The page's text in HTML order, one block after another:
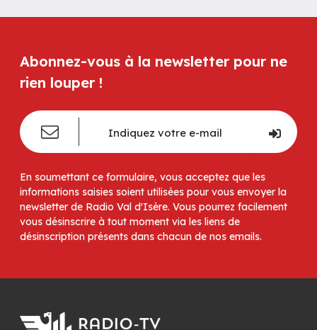
Abonnez-vous à la newsletter pour ne
rien louper !
En soumettant ce formulaire, vous acceptez que les
informations saisies soient utilisées pour vous envoyer la
newsletter de Radio Val d'Isère. Vous pourrez facilement
vous désinscrire à tout moment via les liens de
désinscription présents dans chacun de nos emails.